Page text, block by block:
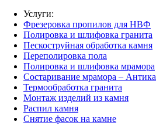
Услуги:
Фрезеровка пропилов для НВФ
Полировка и шлифовка гранита
Пескоструйная обработка камня
Переполировка пола
Полировка и шлифовка мрамора
Состаривание мрамора – Антика
Термообработка гранита
Монтаж изделий из камня
Распил камня
Снятие фасок на камне